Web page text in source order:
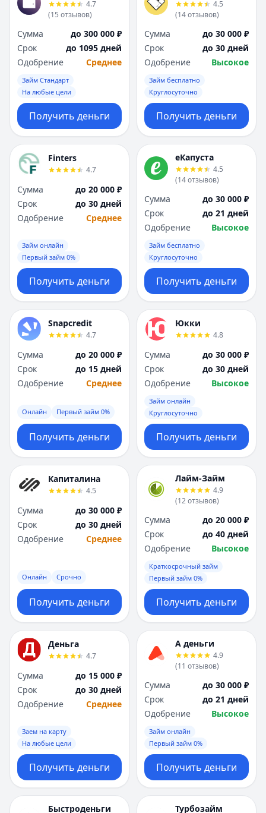
4.7
(15 отзывов)
Сумма
до 300 000 ₽
Срок
до 1095 дней
Одобрение
Среднее
Займ Стандарт
На любые цели
Получить деньги
4.5
(14отзывов)
Сумма
до 30 000 ₽
Срок
до 30 дней
Одобрение
Высокое
Займ бесплатно
Круглосуточно
Получить деньги
Finters
4.7
Сумма
до 20 000 ₽
Срок
до 30 дней
Одобрение
Среднее
Займ онлайн
Первый займ 0%
Получить деньги
еКапуста
4.5
(14отзывов)
Сумма
до 30 000 ₽
Срок
до 21 дней
Одобрение
Высокое
Займ бесплатно
Круглосуточно
Получить деньги
Snapcredit
4.7
Сумма
до 20 000 ₽
Срок
до 15 дней
Одобрение
Среднее
Онлайн Первый займ 0%
Получить деньги
Юкки
4.8
Сумма
до 30 000 ₽
Срок
до 30 дней
Одобрение
Высокое
Займ онлайн
Круглосуточно
Получить деньги
Капиталина
4.5
Сумма
до 30 000 ₽
Срок
до 30 дней
Одобрение
Среднее
Онлайн Срочно
Получить деньги
Лайм-Займ
4.9
(12отзывов)
Сумма
до 20 000 ₽
Срок
до 40 дней
Одобрение
Высокое
Краткосрочный займ
Первый займ 0%
Получить деньги
Деньга
4.7
Сумма
до 15 000 ₽
Срок
до 30 дней
Одобрение
Среднее
Заем на карту
На любые цели
Получить деньги
А деньги
4.9
(11 отзывов)
Сумма
до 30 000 ₽
Срок
до 21 дней
Одобрение
Высокое
Займ онлайн
Первый займ 0%
Получить деньги
Быстроденьги Турбозайм